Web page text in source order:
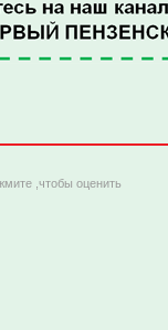
,чтобы оценить